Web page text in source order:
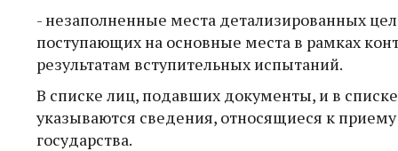
- незаполненные места детализированных
поступающих на основные места в рамках
результатам вступительных испытаний.
В списке лиц, подавших документы, и в
указываются сведения, относящиеся к
государства.